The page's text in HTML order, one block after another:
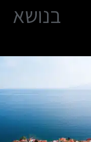
בנושא